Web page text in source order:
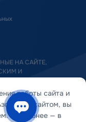
НА САЙТЕ,
И
работы сайта и
сайтом, вы
Подробнее — в